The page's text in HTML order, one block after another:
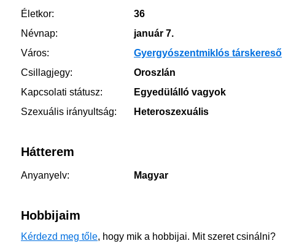
Életkor:
36
Névnap:
január 7.
Város:
Gyergyószentmiklós társkereső
Csillagjegy:
Oroszlán
Kapcsolati státusz:
Egyedülálló vagyok
Szexuális irányultság:
Heteroszexuális
Hátterem
Anyanyelv: Magyar
Hobbijaim
Kérdezd meg tőle, hogy mik a hobbijai. Mit szeret csinálni?